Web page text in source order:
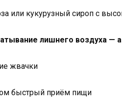
или кукурузный сироп с
лишнего воздуха —
жвачки
быстрый приём пищи